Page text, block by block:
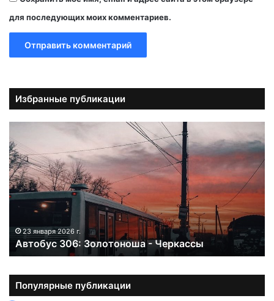
для последующих моих комментариев.
Избранные публикации
в
т
о
б
у
:
л
23 января 2026 г.
Автобус 306: Золотоноша - Черкассы
Популярные публикации